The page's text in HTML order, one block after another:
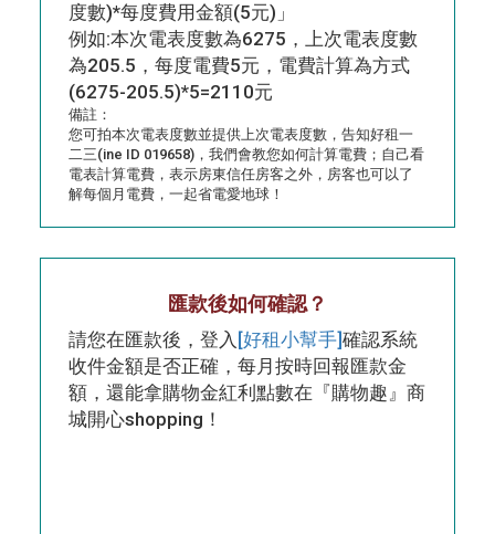
度數)*每度費用金額(5元)」
例如:本次電表度數為6275，上次電表度數
為205.5，每度電費5元，電費計算為方式
(6275-205.5)*5=2110元
備註：
您可拍本次電表度數並提供上次電表度數，告知好租一
二三(ine ID 019658)，我們會教您如何計算電費；自己看
電表計算電費，表示房東信任房客之外，房客也可以了
解每個月電費，一起省電愛地球！
匯款後如何確認？
請您在匯款後，登入 [好租小幫手]確認系統
收件金額是否正確，每月按時回報匯款金
額，還能拿購物金紅利點數在『購物趣』商
城開心shopping！